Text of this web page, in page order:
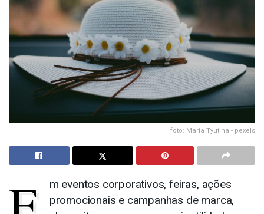
foto: Maria Tyutina - pexels
m eventos corporativos, feiras, ações
promocionais e campanhas de marca,